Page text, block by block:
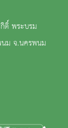
ติ์ พระบรม
ม จ.นครพนม